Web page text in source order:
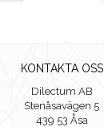
KONTAKTA OSS
Dilectum AB
Stenåsavägen 5
439 53 Åsa